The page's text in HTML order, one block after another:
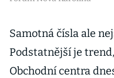
Samotná čísla ale
Podstatnější je
Obchodní centra